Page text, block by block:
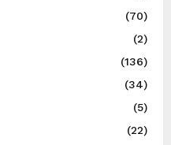
(70)
(2)
(136)
(34)
(5)
(22)